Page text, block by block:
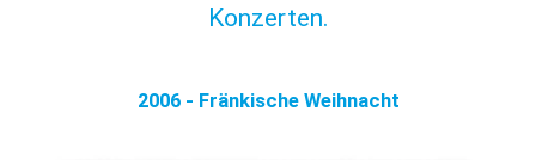
Konzerten.
2006 - Fränkische Weihnacht